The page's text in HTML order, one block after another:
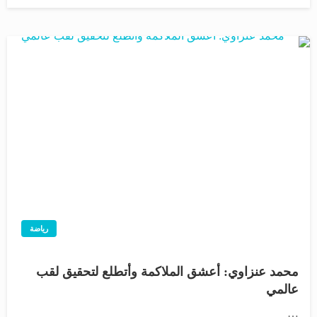
رياضة
محمد عنزاوي: أعشق الملاكمة وأتطلع لتحقيق لقب
عالمي
…